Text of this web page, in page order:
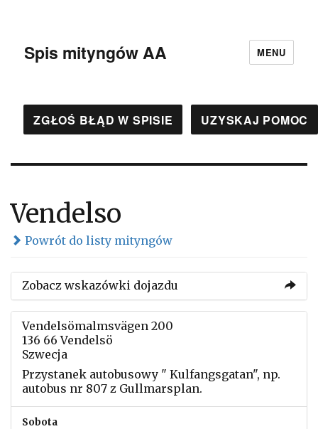
Spis mityngów AA MENU
ZGŁOŚ BŁĄD W SPISIE UZYSKAJ POMOC
Vendelso
Powrót do listy mityngów
Zobacz wskazówki dojazdu
Vendelsömalmsvägen 200
136 66 Vendelsö
Szwecja
Przystanek autobusowy " Kulfangsgatan", np.
autobus nr 807 z Gullmarsplan.
Sobota